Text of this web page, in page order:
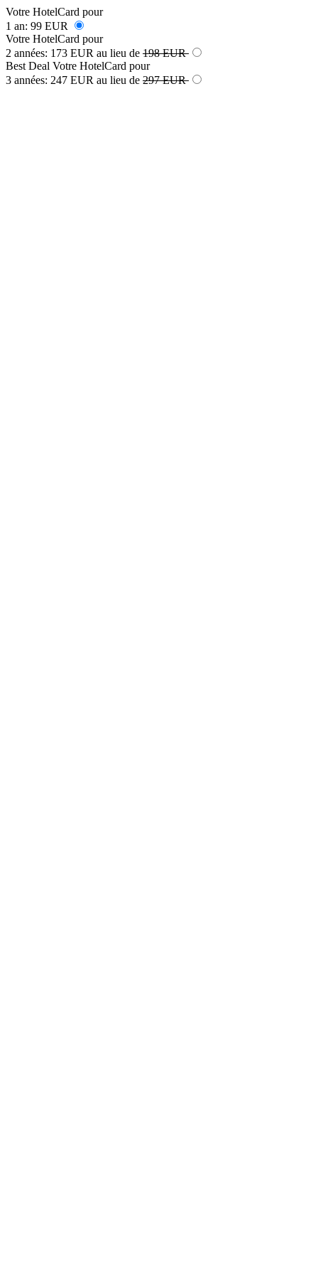
Votre HotelCard pour
1 an: 99 EUR
Votre HotelCard pour
2 années: 173 EUR au lieu de 198EUR
Best Deal Votre HotelCard pour
3 années: 247 EUR au lieu de 297EUR